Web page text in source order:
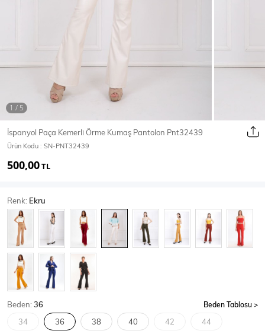
Ceket Yağmurluk
T-Shirt
Body Atlet Crop & Büstiyer
SPOR GİYİM
İspanyol Paça Kemerli Örme Kumaş Pantolon Pnt32439
Ürün Kodu : SN-PNT32439
500,00TL
Renk: Ekru
Beden:36 Beden Tablosu
34 36 38 40 42 44